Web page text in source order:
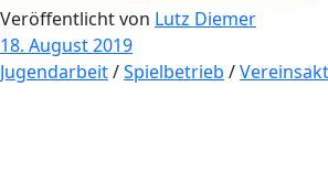
Veröffentlicht von Lutz Diemer
18. August 2019
Jugendarbeit/Spielbetrieb /